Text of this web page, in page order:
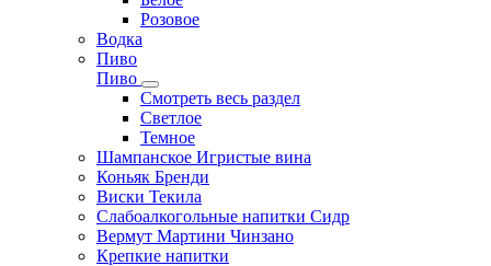
Розовое
Водка
Пиво
Пиво
Смотреть весь раздел
Cветлое
Темное
Шампанское Игристые вина
Коньяк Бренди
Виски Текила
Слабоалкогольные напитки Сидр
Вермут Мартини Чинзано
Крепкие напитки